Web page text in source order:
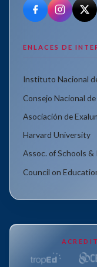
ENLACES DE
Instituto Nacional
Consejo Nacional
Asociación de
Harvard University
Assoc. of Schools
Council on